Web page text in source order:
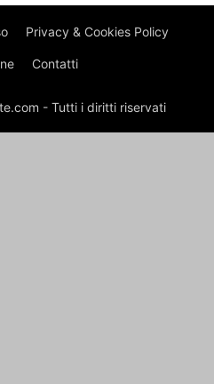
Privacy & Cookies Policy
Contatti
- Tutti i diritti riservati